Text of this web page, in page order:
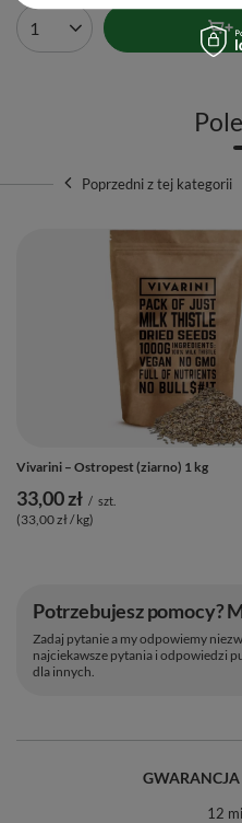
Ilość produktów
Poprzedni z tej kategorii
Vivarini – Ostropest (ziarno) 1 kg
33,00 zł / szt.
(33,00 zł / kg)
Potrzebujesz pomocy?
Zadaj pytanie a my odpowiemy
najciekawsze pytania i odpowiedzi
dla innych.
12